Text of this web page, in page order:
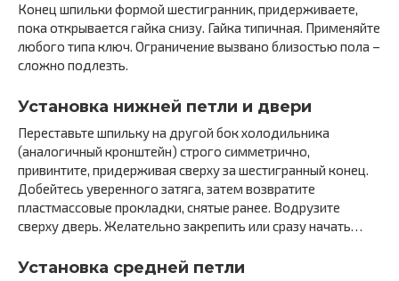
Конец шпильки формой шестигранник, придерживаете,
пока открывается гайка снизу. Гайка типичная. Применяйте
любого типа ключ. Ограничение вызвано близостью пола –
сложно подлезть.
Установка нижней петли и двери
Переставьте шпильку на другой бок холодильника
(аналогичный кронштейн) строго симметрично,
привинтите, придерживая сверху за шестигранный конец.
Добейтесь уверенного затяга, затем возвратите
пластмассовые прокладки, снятые ранее. Водрузите
сверху дверь. Желательно закрепить или сразу начать…
Установка средней петли